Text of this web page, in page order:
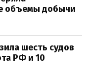
объемы добычи
шесть судов
РФ и 10